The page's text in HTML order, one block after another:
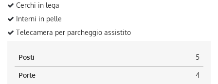
Cerchi in lega
Interni in pelle
Telecamera per parcheggio assistito
Posti 5
Porte 4